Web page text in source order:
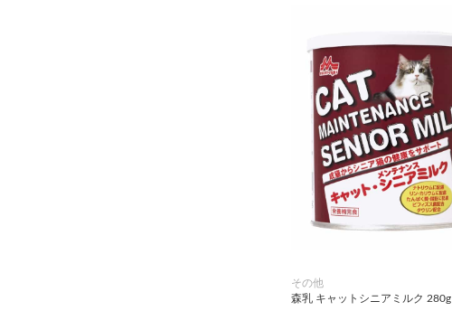
その他
森乳 キャットシニアミルク 280g